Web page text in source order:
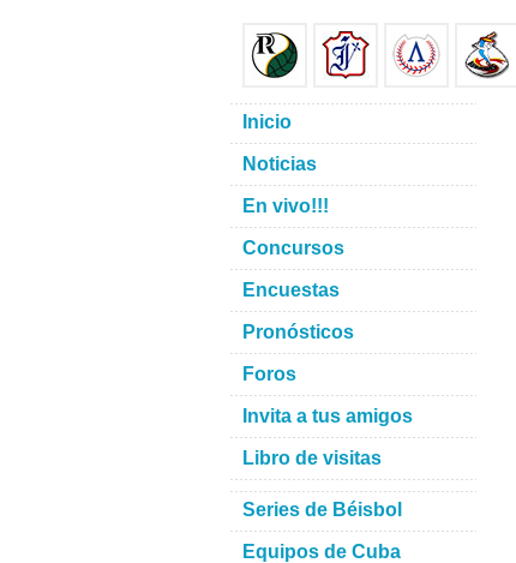
Inicio
Noticias
En vivo!!!
Concursos
Encuestas
Pronósticos
Foros
Invita a tus amigos
Libro de visitas
Series de Béisbol
Equipos de Cuba